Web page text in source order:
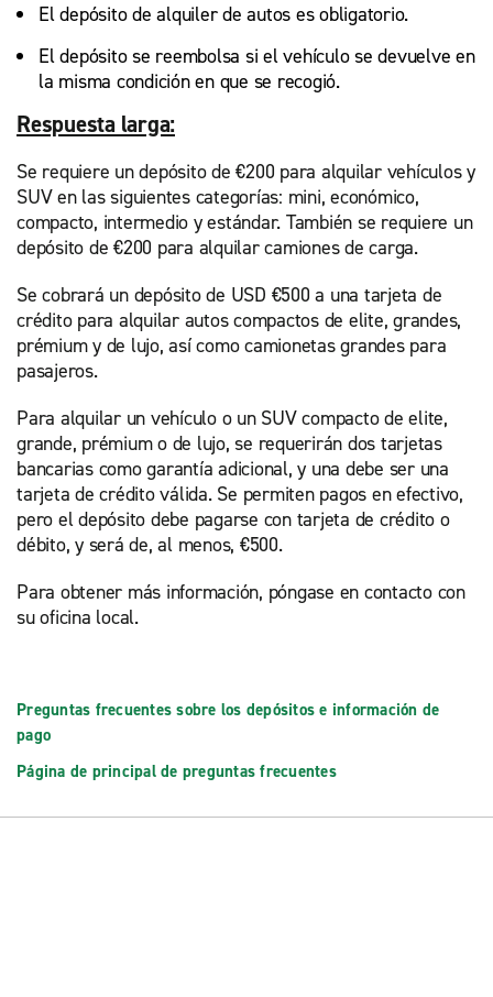
El depósito de alquiler de autos es obligatorio.
El depósito se reembolsa si el vehículo se devuelve en
la misma condición en que se recogió.
Respuesta larga:
Se requiere un depósito de €200 para alquilar vehículos y
SUV en las siguientes categorías: mini, económico,
compacto, intermedio y estándar. También se requiere un
depósito de €200 para alquilar camiones de carga.
Se cobrará un depósito de USD €500 a una tarjeta de
crédito para alquilar autos compactos de elite, grandes,
prémium y de lujo, así como camionetas grandes para
pasajeros.
Para alquilar un vehículo o un SUV compacto de elite,
grande, prémium o de lujo, se requerirán dos tarjetas
bancarias como garantía adicional, y una debe ser una
tarjeta de crédito válida. Se permiten pagos en efectivo,
pero el depósito debe pagarse con tarjeta de crédito o
débito, y será de, al menos, €500.
Para obtener más información, póngase en contacto con
su oficina local.
Preguntas frecuentes sobre los depósitos e información de
pago
Página de principal de preguntas frecuentes